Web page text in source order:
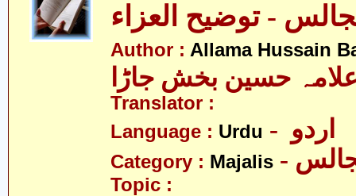
- توضیح العزاء
Author : Allama Hussain
حسین بخش جاڑا
Translator :
Language : Urdu
Category : Majalis
Topic :